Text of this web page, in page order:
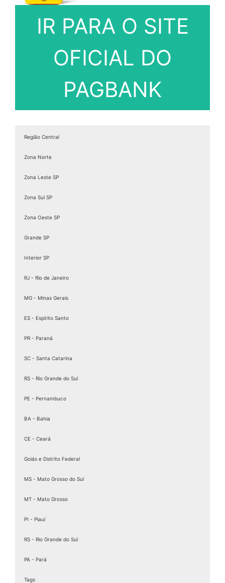
IR PARA O SITE
OFICIAL DO
PAGBANK
Região Central
Zona Norte
Zona Leste SP
Zona Sul SP
Zona Oeste SP
Grande SP
Interior SP
RJ - Rio de Janeiro
MG - Minas Gerais
ES - Espírito Santo
PR - Paraná
SC - Santa Catarina
RS - Rio Grande do Sul
PE - Pernambuco
BA - Bahia
CE - Ceará
Goiás e Distrito Federal
MS - Mato Grosso do Sul
MT - Mato Grosso
PI - Piauí
RS - Rio Grande do Sul
PA - Pará
Tags